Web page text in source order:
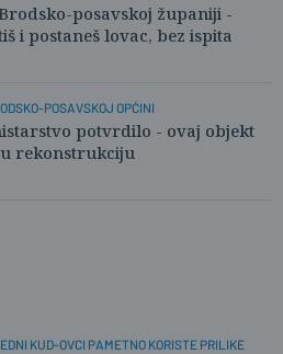
posavskoj županiji -
i postaneš lovac, bez ispita
POSAVSKOJ OPĆINI
potvrdilo - ovaj objekt
rekonstrukciju
KUD-OVCI PAMETNO KORISTE PRILIKE